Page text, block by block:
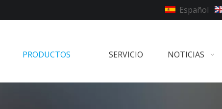
Español
PRODUCTOS SERVICIO NOTICIAS